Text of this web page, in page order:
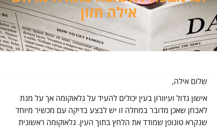
אילה חזון
שלום אילה,
אישון גדול ועיוורון בעין יכולים להעיד על גלאוקומה אך על מנת
לאבחן שאכן מדובר במחלה זו יש לבצע בדיקה עם מכשיר מיוחד
שנקרא טונופן שמודד את הלחץ בתוך העין. גלאוקומה ראשונית